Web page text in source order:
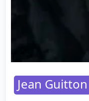
Jean Guitton